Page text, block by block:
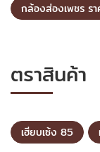
กล้องส่องเพชร ร
ตราสินค้า
เฮียบเซ้ง 85